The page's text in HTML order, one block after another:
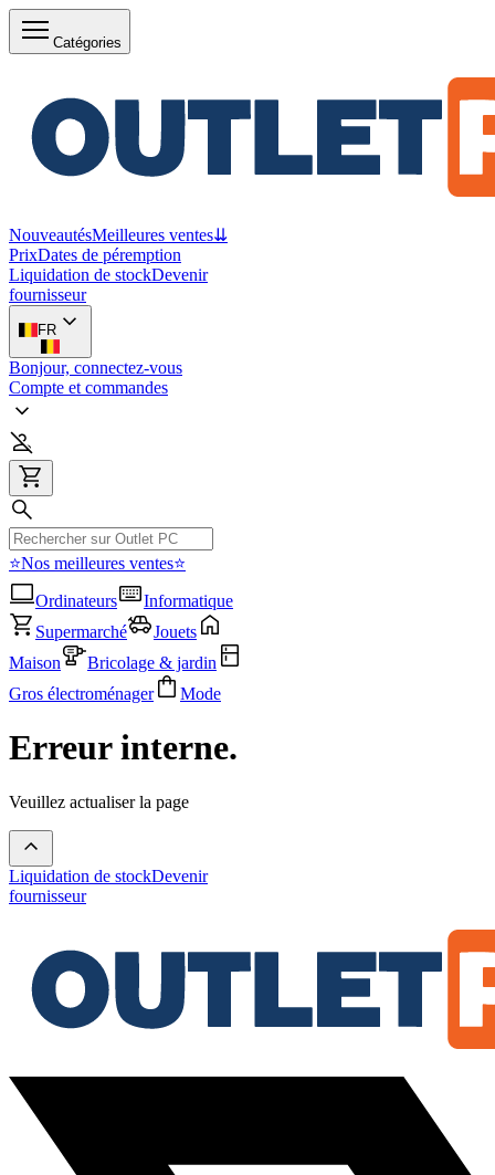
Catégories
NouveautésMeilleures ventes⇊
PrixDates de péremption
Liquidation de stockDevenir
fournisseur
FR
Bonjour, connectez-vous
Compte et commandes
⭐Nos meilleures ventes⭐
Ordinateurs
Informatique
Supermarché
Jouets
Maison
Bricolage & jardin
Gros électroménager
Mode
Erreur interne.
Veuillez actualiser la page
Liquidation de stockDevenir
fournisseur